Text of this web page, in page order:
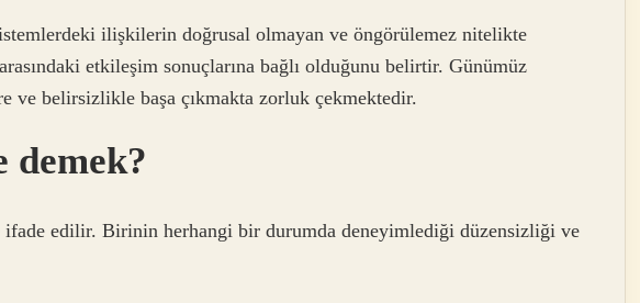
ilişkilerin doğrusal olmayan ve öngörülemez nitelikte
etkileşim sonuçlarına bağlı olduğunu belirtir. Günümüz
ve belirsizlikle başa çıkmakta zorluk çekmektedir.
demek?
edilir. Birinin herhangi bir durumda deneyimlediği düzensizliği ve